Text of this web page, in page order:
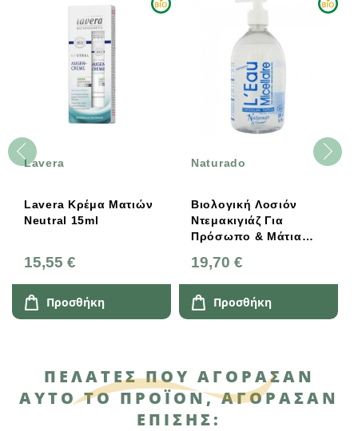
Naturado
Βιολογική Λοσιόν
Ντεμακιγιάζ Για
19,70 €
Προσθήκη
Lavera
Lavera Q10 Κρέμα
Ματιών Basis (με
Αντιγηραντική Δράση)
14,63 €
Προσθήκη
ΠΕΛΆΤΕΣ ΠΟΥ ΑΓΌΡΑΣΑΝ
ΑΥΤΌ ΤΟ ΠΡΟΪΌΝ, ΑΓΌΡΑΣΑΝ
ΕΠΊΣΗΣ: